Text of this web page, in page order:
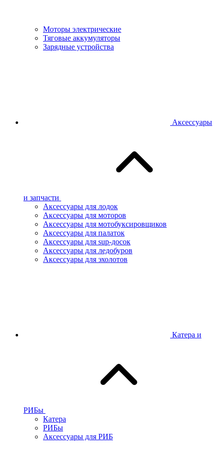
Моторы электрические
Тяговые аккумуляторы
Зарядные устройства
Аксессуары
и запчасти
Аксессуары для лодок
Аксессуары для моторов
Аксессуары для мотобуксировщиков
Аксессуары для палаток
Аксессуары для sup-досок
Аксессуары для ледобуров
Аксессуары для эхолотов
Катера и
РИБы
Катера
РИБы
Аксессуары для РИБ